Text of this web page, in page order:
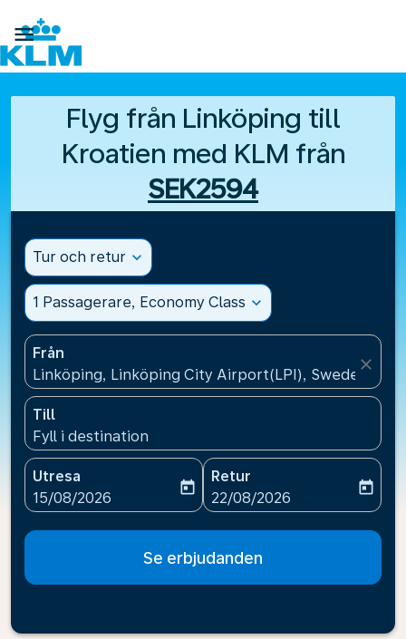

Flyg från Linköping till
Kroatien med KLM från
SEK2594
Tur och retur expand_more
1 Passagerare, Economy Class expand_more
Från
Linköping, Linköping City Airport(LPI), Sweden
close
Till
Fyll i destination
Utresa
fc-booking-departure-date-aria-label
15/08/2026
today
Retur
fc-booking-return-date-
22/08/2026
today
Se erbjudanden